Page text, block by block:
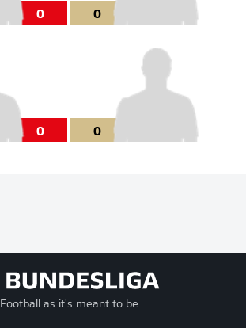
0
0
0
0
Football as it's meant to be